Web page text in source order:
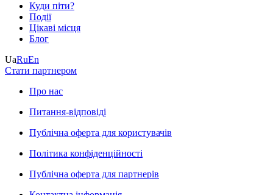
Куди піти?
Події
Цікаві місця
Блог
UaRuEn
Стати партнером
Про нас
Питання-відповіді
Публічна оферта для користувачів
Політика конфіденційності
Публічна оферта для партнерів